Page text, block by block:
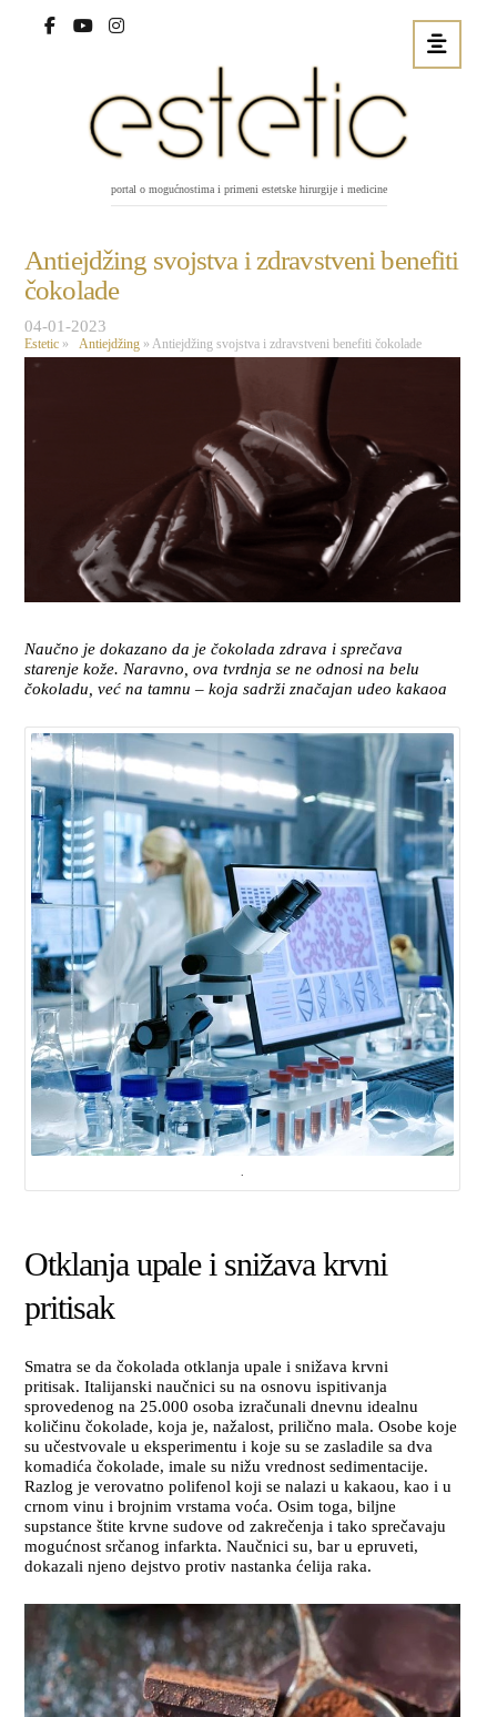
portal o mogućnostima i primeni estetske hirurgije i medicine
Antiejdžing svojstva i zdravstveni benefiti
čokolade
04-01-2023
Estetic » Antiejdžing » Antiejdžing svojstva i zdravstveni benefiti čokolade
Naučno je dokazano da je čokolada zdrava i sprečava
starenje kože. Naravno, ova tvrdnja se ne odnosi na belu
čokoladu, već na tamnu – koja sadrži značajan udeo kakaoa
Otklanja upale i snižava krvni
pritisak
Smatra se da čokolada otklanja upale i snižava krvni
pritisak. Italijanski naučnici su na osnovu ispitivanja
sprovedenog na 25.000 osoba izračunali dnevnu idealnu
količinu čokolade, koja je, nažalost, prilično mala. Osobe koje
su učestvovale u eksperimentu i koje su se zasladile sa dva
komadića čokolade, imale su nižu vrednost sedimentacije.
Razlog je verovatno polifenol koji se nalazi u kakaou, kao i u
crnom vinu i brojnim vrstama voća. Osim toga, biljne
supstance štite krvne sudove od zakrečenja i tako sprečavaju
mogućnost srčanog infarkta. Naučnici su, bar u epruveti,
dokazali njeno dejstvo protiv nastanka ćelija raka.